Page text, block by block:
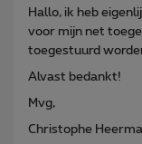
Hallo, ik heb
voor mijn net
toegestuurd
Alvast bedankt!
Mvg,
Christophe